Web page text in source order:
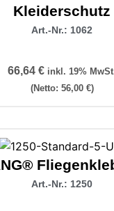
Kleiderschutz
Art.-Nr.: 1062
66,64 € inkl. 19%
(Netto: 56,00 €)
Art.-Nr.: 1250